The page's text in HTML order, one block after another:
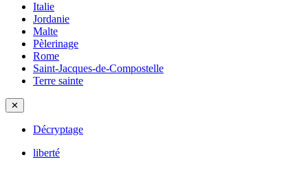
Italie
Jordanie
Malte
Pèlerinage
Rome
Saint-Jacques-de-Compostelle
Terre sainte
✕
Décryptage
liberté